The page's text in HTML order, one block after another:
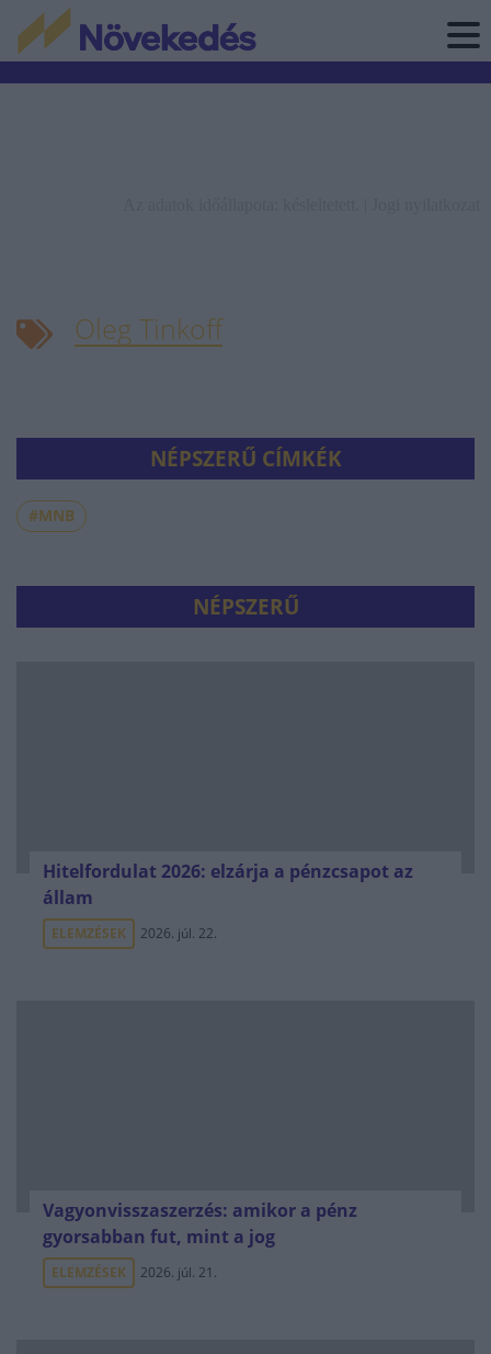
Oleg Tinkoff
NÉPSZERŰ CÍMKÉK
#MNB
NÉPSZERŰ
Hitelfordulat 2026: elzárja a pénzcsapot az
állam
ELEMZÉSEK 2026. júl. 22.
Vagyonvisszaszerzés: amikor a pénz
gyorsabban fut, mint a jog
ELEMZÉSEK 2026. júl. 21.